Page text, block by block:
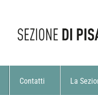
Contatti La